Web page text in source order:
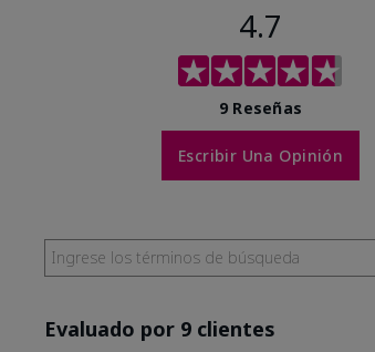
4.7
9 Reseñas
Escribir Una Opinión
Evaluado por 9 clientes